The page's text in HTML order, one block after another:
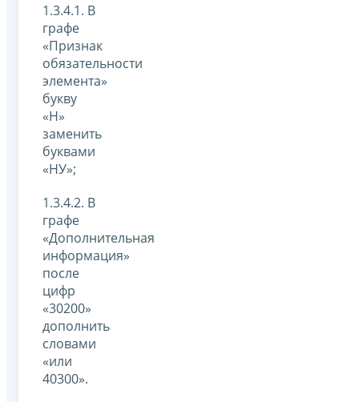
1.3.4.1. В
графе
«Признак
обязательности
элемента»
букву
«Н»
заменить
буквами
«НУ»;
1.3.4.2. В
графе
«Дополнительная
информация»
после
цифр
«30200»
дополнить
словами
«или
40300».